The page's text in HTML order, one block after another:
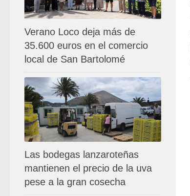
Verano Loco deja más de
35.600 euros en el comercio
local de San Bartolomé
Las bodegas lanzaroteñas
mantienen el precio de la uva
pese a la gran cosecha